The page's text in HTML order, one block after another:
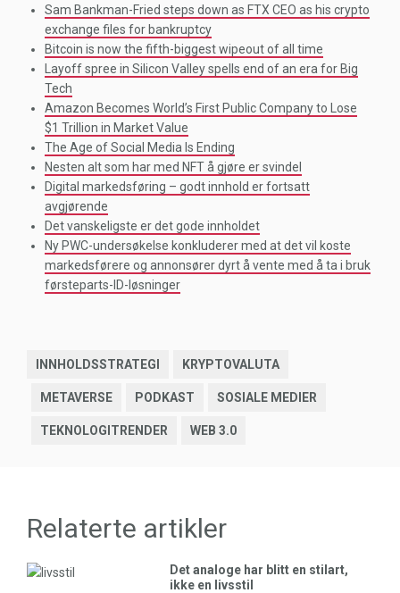
Sam Bankman-Fried steps down as FTX CEO as his crypto
exchange files for bankruptcy
Bitcoin is now the fifth-biggest wipeout of all time
Layoff spree in Silicon Valley spells end of an era for Big
Tech
Amazon Becomes World’s First Public Company to Lose
$1 Trillion in Market Value
The Age of Social Media Is Ending
Nesten alt som har med NFT å gjøre er svindel
Digital markedsføring – godt innhold er fortsatt
avgjørende
Det vanskeligste er det gode innholdet
Ny PWC-undersøkelse konkluderer med at det vil koste
markedsførere og annonsører dyrt å vente med å ta i bruk
førsteparts-ID-løsninger
INNHOLDSSTRATEGI KRYPTOVALUTA
METAVERSE PODKAST SOSIALE MEDIER
TEKNOLOGITRENDER WEB 3.0
Relaterte artikler
Det analoge har blitt en stilart,
ikke en livsstil